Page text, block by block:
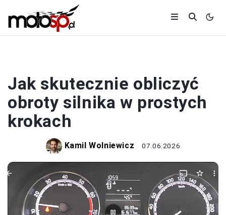
Jak skutecznie obliczyć
obroty silnika w prostych
krokach
Kamil Wolniewicz 07.06.2026